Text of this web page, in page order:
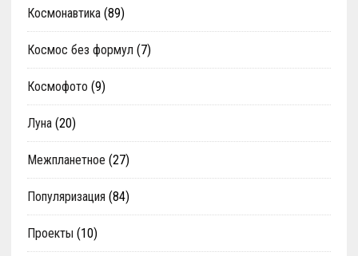
Космонавтика(89)
Космос без формул (7)
Космофото (9)
Луна(20)
Межпланетное (27)
Популяризация (84)
Проекты (10)